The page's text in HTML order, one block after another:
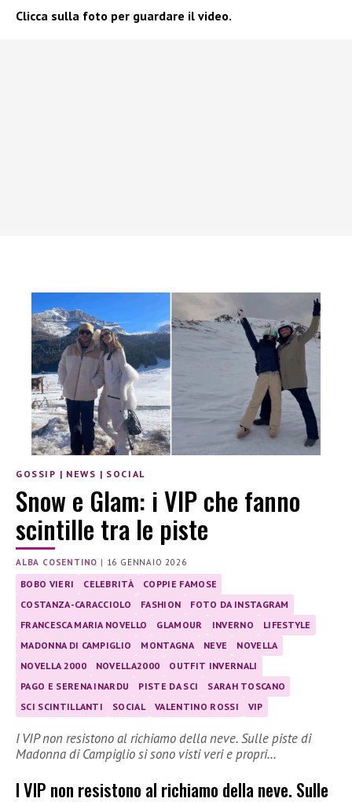
Clicca sulla foto per guardare il video.
GOSSIP | NEWS | SOCIAL
Snow e Glam: i VIP che fanno
scintille tra le piste
ALBA COSENTINO | 16 GENNAIO 2026
BOBO VIERI CELEBRITÀ
COPPIE FAMOSE
COSTANZA-CARACCIOLO
FASHION
FOTO DA INSTAGRAM
FRANCESCA MARIA NOVELLO
GLAMOUR INVERNO
LIFESTYLE
MADONNA DI CAMPIGLIO
MONTAGNA NEVE
NOVELLA
NOVELLA 2000
NOVELLA2000
OUTFIT INVERNALI
PAGO E SERENA INARDU
PISTE DA SCI
SARAH TOSCANO
SCI SCINTILLANTI
SOCIAL VALENTINO ROSSI VIP
I VIP non resistono al richiamo della neve. Sulle piste di
Madonna di Campiglio si sono visti veri e propri…
I VIP non resistono al richiamo della neve. Sulle